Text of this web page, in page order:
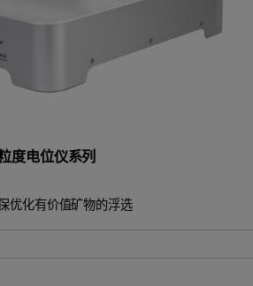
度电位仪系列
优化有价值矿物的浮选